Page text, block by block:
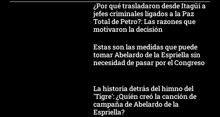
¿Por qué trasladaron desde Itagüí a
jefes criminales ligados a la Paz
Total de Petro?: Las razones que
motivaron la decisión
Estas son las medidas que puede
tomar Abelardo de la Espriella sin
necesidad de pasar por el Congreso
La historia detrás del himno del
'Tigre': ¿Quién creó la canción de
campaña de Abelardo de la
Espriella?